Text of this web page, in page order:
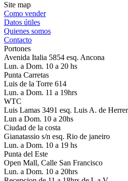
Site map
Como vender
Datos útiles
Quienes somos
Contacto
Portones
Avenida Italia 5854 esq. Ancona
Lun. a Dom. 10 a 20 hs
Punta Carretas
Luis de la Torre 614
Lun. a Dom. 11 a 19hrs
WTC
Luis Lamas 3491 esq. Luis A. de
Lun a Dom. 10 a 20hs
Ciudad de la costa
Gianatassio s/n esq. Rio de janeiro
Lun. a Dom. 10 a 19 hs
Punta del Este
Open Mall, Calle San Francisco
Lun. a Dom. 10 a 20hrs